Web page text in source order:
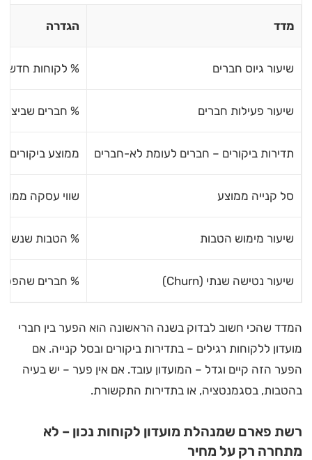
מדד הגדרה
שיעור גיוס חברים % לקוחות
שיעור פעילות חברים % חברים שביצעו
תדירות ביקורים – חברים לעומת לא-חברים ממוצע ביקורים
סל קנייה ממוצע שווי עסקה
שיעור מימוש הטבות % הטבות
שיעור נטישה שנתי (Churn) % חברים
המדד שהכי חשוב לבדוק בשנה הראשונה הוא הפער בין חברי
מועדון ללקוחות רגילים – בתדירות ביקורים ובסל קנייה. אם
הפער הזה קיים וגדל – המועדון עובד. אם אין פער – יש בעיה
בהטבות, בסגמנטציה, או בתדירות התקשורת.
רשת פארם שמנהלת מועדון לקוחות נכון – לא
מתחרה רק על מחיר